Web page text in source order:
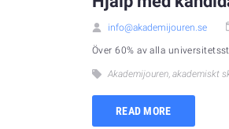
info@akademijouren.se
Över 60% av alla
Akademijouren, akademiskt
READ MORE